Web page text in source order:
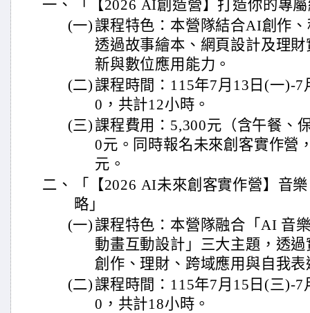
一、
「【2026 AI創造營】打造你的專
(一)課程特色：本營隊結合AI創作
透過故事繪本、網頁設計及理
新與數位應用能力。
(二)課程時間：115年7月13日(一)-
0，共計12小時。
(三)課程費用：5,300元（含午餐、
0元。同時報名未來創客實作營
元。
二、
「【2026 AI未來創客實作營】音
略」
(一)課程特色：本營隊融合「AI 音
動畫互動設計」三大主題，透
創作、理財、跨域應用與自我
(二)課程時間：115年7月15日(三)-
0，共計18小時。